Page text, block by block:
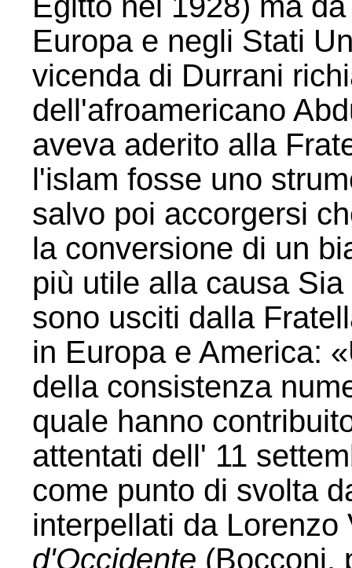
Europa e negli Stati
vicenda di Durrani
dell'afroamericano
aveva aderito alla
l'islam fosse uno
salvo poi accorgersi
la conversione di un
più utile alla causa
sono usciti dalla
in Europa e America:
della consistenza
quale hanno
attentati dell' 11
come punto di svolta
interpellati da
d'Occidente (Bocconi,